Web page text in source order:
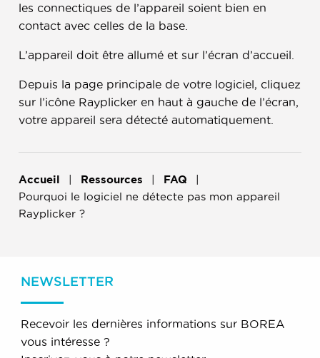
Accueil Ressources
FAQ
Pourquoi le logiciel ne détecte pas mon appareil
Rayplicker ?
les connectiques de l’appareil soient bien en
contact avec celles de la base.
L’appareil doit être allumé et sur l’écran d’accueil.
Depuis la page principale de votre logiciel, cliquez
sur l’icône Rayplicker en haut à gauche de l’écran,
votre appareil sera détecté automatiquement.
NEWSLETTER
Recevoir les dernières informations sur BOREA
vous intéresse ?